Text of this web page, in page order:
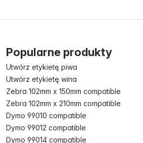
Popularne produkty
Utwórz etykietę piwa
Utwórz etykietę wina
Zebra 102mm x 150mm compatible
Zebra 102mm x 210mm compatible
Dymo 99010 compatible
Dymo 99012 compatible
Dymo 99014 compatible